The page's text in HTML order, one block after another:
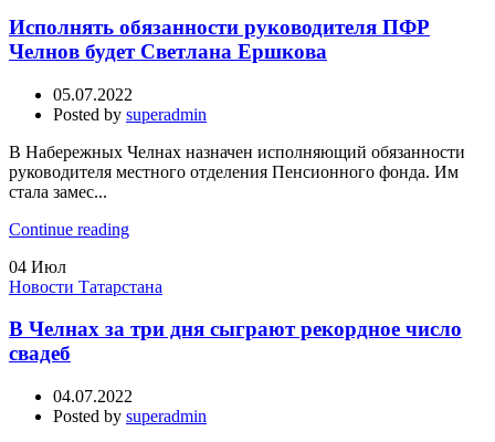
Исполнять обязанности руководителя ПФР
Челнов будет Светлана Ершкова
05.07.2022
Posted by superadmin
В Набережных Челнах назначен исполняющий обязанности
руководителя местного отделения Пенсионного фонда. Им
стала замес...
Continue reading
04 Июл
Новости Татарстана
В Челнах за три дня сыграют рекордное число
свадеб
04.07.2022
Posted by superadmin